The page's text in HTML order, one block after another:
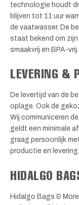
technologie houdt
blijven tot 11 uur
de vaatwasser. De
staat bekend om zijn
smaakvrij en BPA-vrij.
LEVERING &
De levertijd van de
oplage. Ook de
Wij communiceren
geldt een minimale
graag persoonlijk
productie en levering.
HIDALGO
Hidalgo Bags &